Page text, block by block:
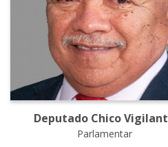
Deputado Chico
Parlamentar